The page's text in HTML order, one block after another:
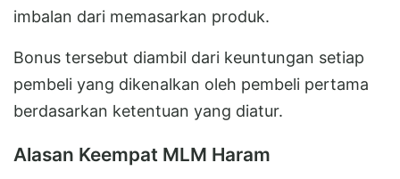
imbalan dari memasarkan produk.
Bonus tersebut diambil dari keuntungan setiap
pembeli yang dikenalkan oleh pembeli pertama
berdasarkan ketentuan yang diatur.
Alasan Keempat MLM Haram